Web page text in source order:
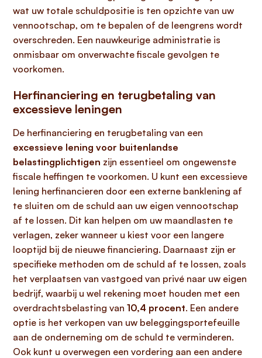
wat uw totale schuldpositie is ten opzichte van uw
vennootschap, om te bepalen of de leengrens wordt
overschreden. Een nauwkeurige administratie is
onmisbaar om onverwachte fiscale gevolgen te
voorkomen.
Herfinanciering en terugbetaling van
excessieve leningen
De herfinanciering en terugbetaling van een
excessieve lening voor buitenlandse
belastingplichtigen zijn essentieel om ongewenste
fiscale heffingen te voorkomen. U kunt een excessieve
lening herfinancieren door een externe banklening af
te sluiten om de schuld aan uw eigen vennootschap
af te lossen. Dit kan helpen om uw maandlasten te
verlagen, zeker wanneer u kiest voor een langere
looptijd bij de nieuwe financiering. Daarnaast zijn er
specifieke methoden om de schuld af te lossen, zoals
het verplaatsen van vastgoed van privé naar uw eigen
bedrijf, waarbij u wel rekening moet houden met een
overdrachtsbelasting van 10,4 procent. Een andere
optie is het verkopen van uw beleggingsportefeuille
aan de onderneming om de schuld te verminderen.
Ook kunt u overwegen een vordering aan een andere